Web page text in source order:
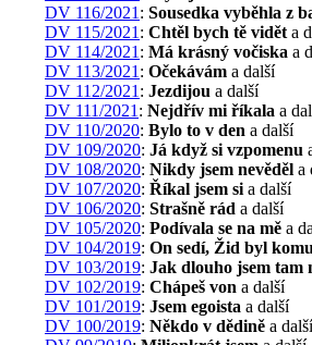
DV 116/2021 : Sousedka vyběhla z
DV 115/2021 : Chtěl bych tě vidět a
DV 114/2021 : Má krásný vočiska a
DV 113/2021 : Očekávám a další
DV 112/2021 : Jezdijou a další
DV 111/2021 : Nejdřív mi říkala a
DV 110/2020: Bylo to v den a další
DV 109/2020: Já když si vzpomenu
DV 108/2020: Nikdy jsem nevěděl a
DV 107/2020: Říkal jsem si a další
DV 106/2020: Strašně rád a další
DV 105/2020: Podívala se na mě a
DV 104/2019: On sedí, Žid byl
DV 103/2019: Jak dlouho jsem tam
DV 102/2019: Chápeš von a další
DV 101/2019: Jsem egoista a další
DV 100/2019: Někdo v dědině a další